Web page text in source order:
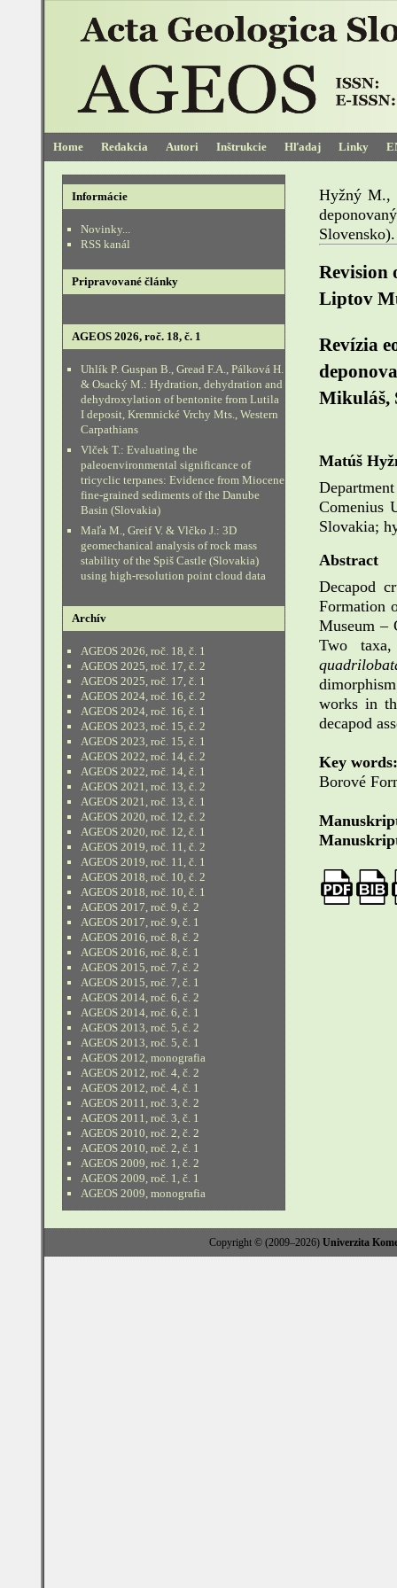
Home Redakcia Autori Inštrukcie Hľadaj Linky
Hyžný M.,
Revision
Liptov
Revízia
Mikuláš,
Matúš
Comenius
Slovakia;
Abstract
Decapod
Formation
Museum –
Two
works in
decapod
Key
Borové
Informácie
Novinky...
RSS kanál
Pripravované články
AGEOS 2026, roč. 18, č. 1
Uhlík P. Guspan B., Gread F.A., Pálková H.
& Osacký M.: Hydration, dehydration and
dehydroxylation of bentonite from Lutila
I deposit, Kremnické Vrchy Mts., Western
Carpathians
Vlček T.: Evaluating the
paleoenvironmental significance of
tricyclic terpanes: Evidence from Miocene
fine-grained sediments of the Danube
Basin (Slovakia)
Maľa M., Greif V. & Vlčko J.: 3D
geomechanical analysis of rock mass
stability of the Spiš Castle (Slovakia)
using high-resolution point cloud data
Archív
AGEOS 2026, roč. 18, č. 1
AGEOS 2025, roč. 17, č. 2
AGEOS 2025, roč. 17, č. 1
AGEOS 2024, roč. 16, č. 2
AGEOS 2024, roč. 16, č. 1
AGEOS 2023, roč. 15, č. 2
AGEOS 2023, roč. 15, č. 1
AGEOS 2022, roč. 14, č. 2
AGEOS 2022, roč. 14, č. 1
AGEOS 2021, roč. 13, č. 2
AGEOS 2021, roč. 13, č. 1
AGEOS 2020, roč. 12, č. 2
AGEOS 2020, roč. 12, č. 1
AGEOS 2019, roč. 11, č. 2
AGEOS 2019, roč. 11, č. 1
AGEOS 2018, roč. 10, č. 2
AGEOS 2018, roč. 10, č. 1
AGEOS 2017, roč. 9, č. 2
AGEOS 2017, roč. 9, č. 1
AGEOS 2016, roč. 8, č. 2
AGEOS 2016, roč. 8, č. 1
AGEOS 2015, roč. 7, č. 2
AGEOS 2015, roč. 7, č. 1
AGEOS 2014, roč. 6, č. 2
AGEOS 2014, roč. 6, č. 1
AGEOS 2013, roč. 5, č. 2
AGEOS 2013, roč. 5, č. 1
AGEOS 2012, monografia
AGEOS 2012, roč. 4, č. 2
AGEOS 2012, roč. 4, č. 1
AGEOS 2011, roč. 3, č. 2
AGEOS 2011, roč. 3, č. 1
AGEOS 2010, roč. 2, č. 2
AGEOS 2010, roč. 2, č. 1
AGEOS 2009, roč. 1, č. 2
AGEOS 2009, roč. 1, č. 1
AGEOS 2009, monografia
Copyright © (2009–2026) Univerzita